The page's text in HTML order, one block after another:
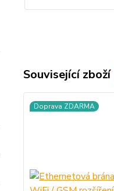
Související zboží
Doprava ZDARMA